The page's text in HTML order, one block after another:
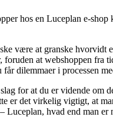
hos en Luceplan e-
være at granske hvorvidt
foruden at webshoppen fra
dilemmaer i processen
for at du er vidende om
er det virkelig vigtigt, at
Luceplan, hvad end man er